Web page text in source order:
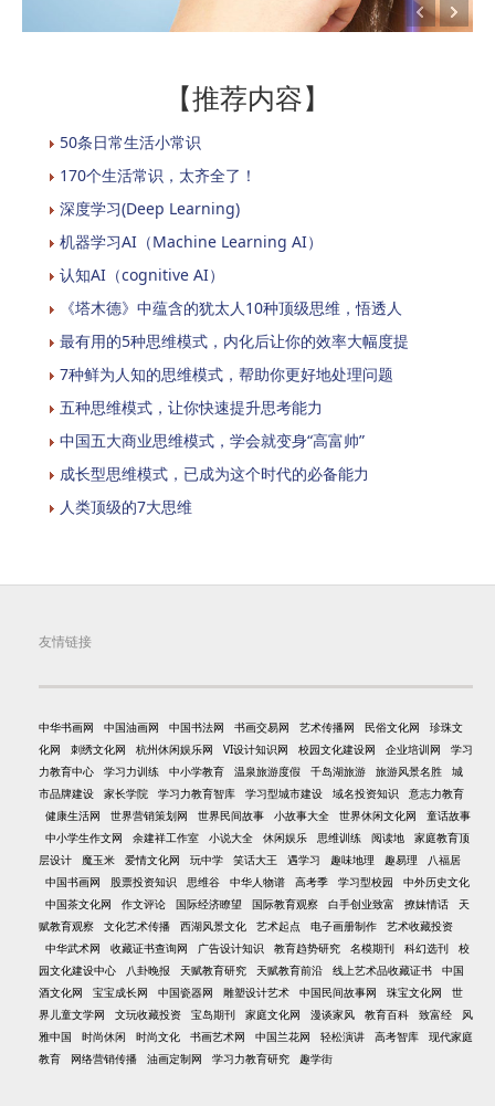
【推荐内容】
50条日常生活小常识
170个生活常识，太齐全了！
深度学习(Deep Learning)
机器学习AI（Machine Learning AI）
认知AI（cognitive AI）
《塔木德》中蕴含的犹太人10种顶级思维，悟透人
最有用的5种思维模式，内化后让你的效率大幅度提
7种鲜为人知的思维模式，帮助你更好地处理问题
五种思维模式，让你快速提升思考能力
中国五大商业思维模式，学会就变身“高富帅”
成长型思维模式，已成为这个时代的必备能力
人类顶级的7大思维
友情链接
中华书画网 中国油画网 中国书法网 书画交易网 艺术传播网 民俗文化网
珍珠文
化网
刺绣文化网 杭州休闲娱乐网 VI设计知识网 校园文化建设网 企业培训网
学习
力教育中心
学习力训练 中小学教育 温泉旅游度假 千岛湖旅游 旅游风景名胜
城
市品牌建设
家长学院 学习力教育智库 学习型城市建设 域名投资知识
意志力教育
健康生活网
世界营销策划网 世界民间故事 小故事大全 世界休闲文化网
童话故事
中小学生作文网
余建祥工作室 小说大全 休闲娱乐 思维训练 阅读地
家庭教育顶
层设计
魔玉米 爱情文化网 玩中学 笑话大王 遇学习 趣味地理 趣易理
八福居
中国书画网
股票投资知识 思维谷 中华人物谱 高考季 学习型校园
中外历史文化
中国茶文化网
作文评论 国际经济瞭望 国际教育观察 白手创业致富 撩妹情话
天
赋教育观察
文化艺术传播 西湖风景文化 艺术起点 电子画册制作
艺术收藏投资
中华武术网
收藏证书查询网 广告设计知识 教育趋势研究 名模期刊 科幻选刊
校
园文化建设中心
八卦晚报 天赋教育研究 天赋教育前沿 线上艺术品收藏证书
中国
酒文化网
宝宝成长网 中国瓷器网 雕塑设计艺术 中国民间故事网 珠宝文化网
世
界儿童文学网
文玩收藏投资 宝岛期刊 家庭文化网 漫谈家风 教育百科 致富经
风
雅中国
时尚休闲 时尚文化 书画艺术网 中国兰花网 轻松演讲 高考智库
现代家庭
教育
网络营销传播 油画定制网 学习力教育研究 趣学街